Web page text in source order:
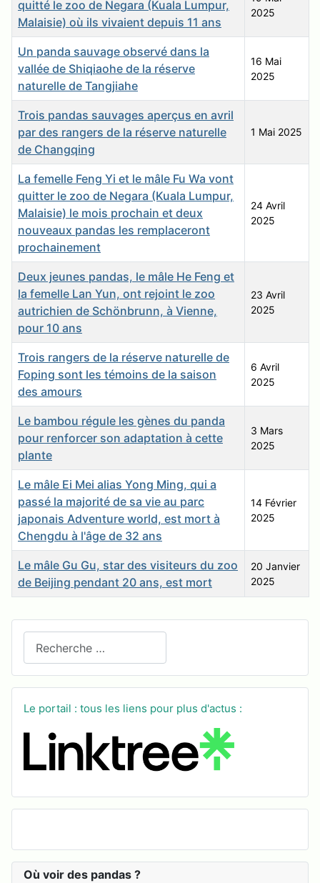
Le portail : tous les liens pour plus d'actus :
Où voir des pandas ?
quitté le zoo de Negara (Kuala Lumpur,
Malaisie) où ils vivaient depuis 11 ans
2025
Un panda sauvage observé dans la
vallée de Shiqiaohe de la réserve
naturelle de Tangjiahe
16 Mai
2025
Trois pandas sauvages aperçus en avril
par des rangers de la réserve naturelle
de Changqing
1 Mai 2025
La femelle Feng Yi et le mâle Fu Wa vont
quitter le zoo de Negara (Kuala Lumpur,
Malaisie) le mois prochain et deux
nouveaux pandas les remplaceront
prochainement
24 Avril
2025
Deux jeunes pandas, le mâle He Feng et
la femelle Lan Yun, ont rejoint le zoo
autrichien de Schönbrunn, à Vienne,
pour 10 ans
23 Avril
2025
Trois rangers de la réserve naturelle de
Foping sont les témoins de la saison
des amours
6 Avril
2025
Le bambou régule les gènes du panda
pour renforcer son adaptation à cette
plante
3 Mars
2025
Le mâle Ei Mei alias Yong Ming, qui a
passé la majorité de sa vie au parc
japonais Adventure world, est mort à
Chengdu à l'âge de 32 ans
14 Février
2025
Le mâle Gu Gu, star des visiteurs du zoo
de Beijing pendant 20 ans, est mort
20 Janvier
2025